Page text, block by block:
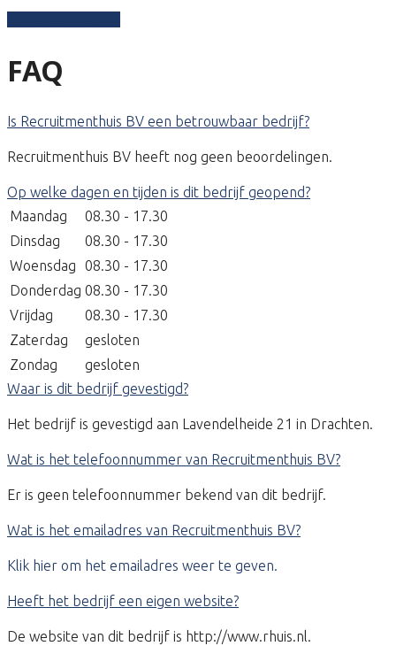
FAQ
Is Recruitmenthuis BV een betrouwbaar bedrijf?
Recruitmenthuis BV heeft nog geen beoordelingen.
Op welke dagen en tijden is dit bedrijf geopend?
Maandag
08.30 - 17.30
Dinsdag
08.30 - 17.30
Woensdag
08.30 - 17.30
Donderdag 08.30 - 17.30
Vrijdag
08.30 - 17.30
Zaterdag
gesloten
Zondag
gesloten
Waar is dit bedrijf gevestigd?
Het bedrijf is gevestigd aan Lavendelheide 21 in Drachten.
Wat is het telefoonnummer van Recruitmenthuis BV?
Er is geen telefoonnummer bekend van dit bedrijf.
Wat is het emailadres van Recruitmenthuis BV?
Klik hier om het emailadres weer te geven.
Heeft het bedrijf een eigen website?
De website van dit bedrijf is http://www.rhuis.nl.